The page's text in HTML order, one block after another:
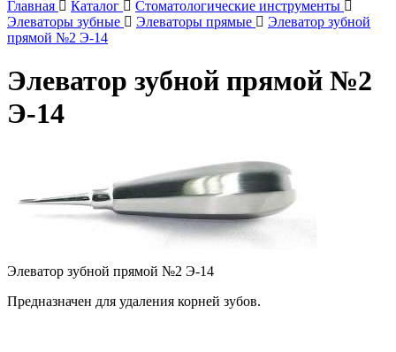
Главная
Каталог
Стоматологические инструменты
Элеваторы зубные
Элеваторы прямые
Элеватор зубной
прямой №2 Э-14
Элеватор зубной прямой №2
Э-14
Элеватор зубной прямой №2 Э-14
Предназначен для удаления корней зубов.